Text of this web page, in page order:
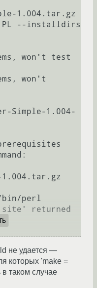
Simple-1.004-
1.004.tar.gz
bin/perl
returned
не удается —
которых 'make =
таком случае